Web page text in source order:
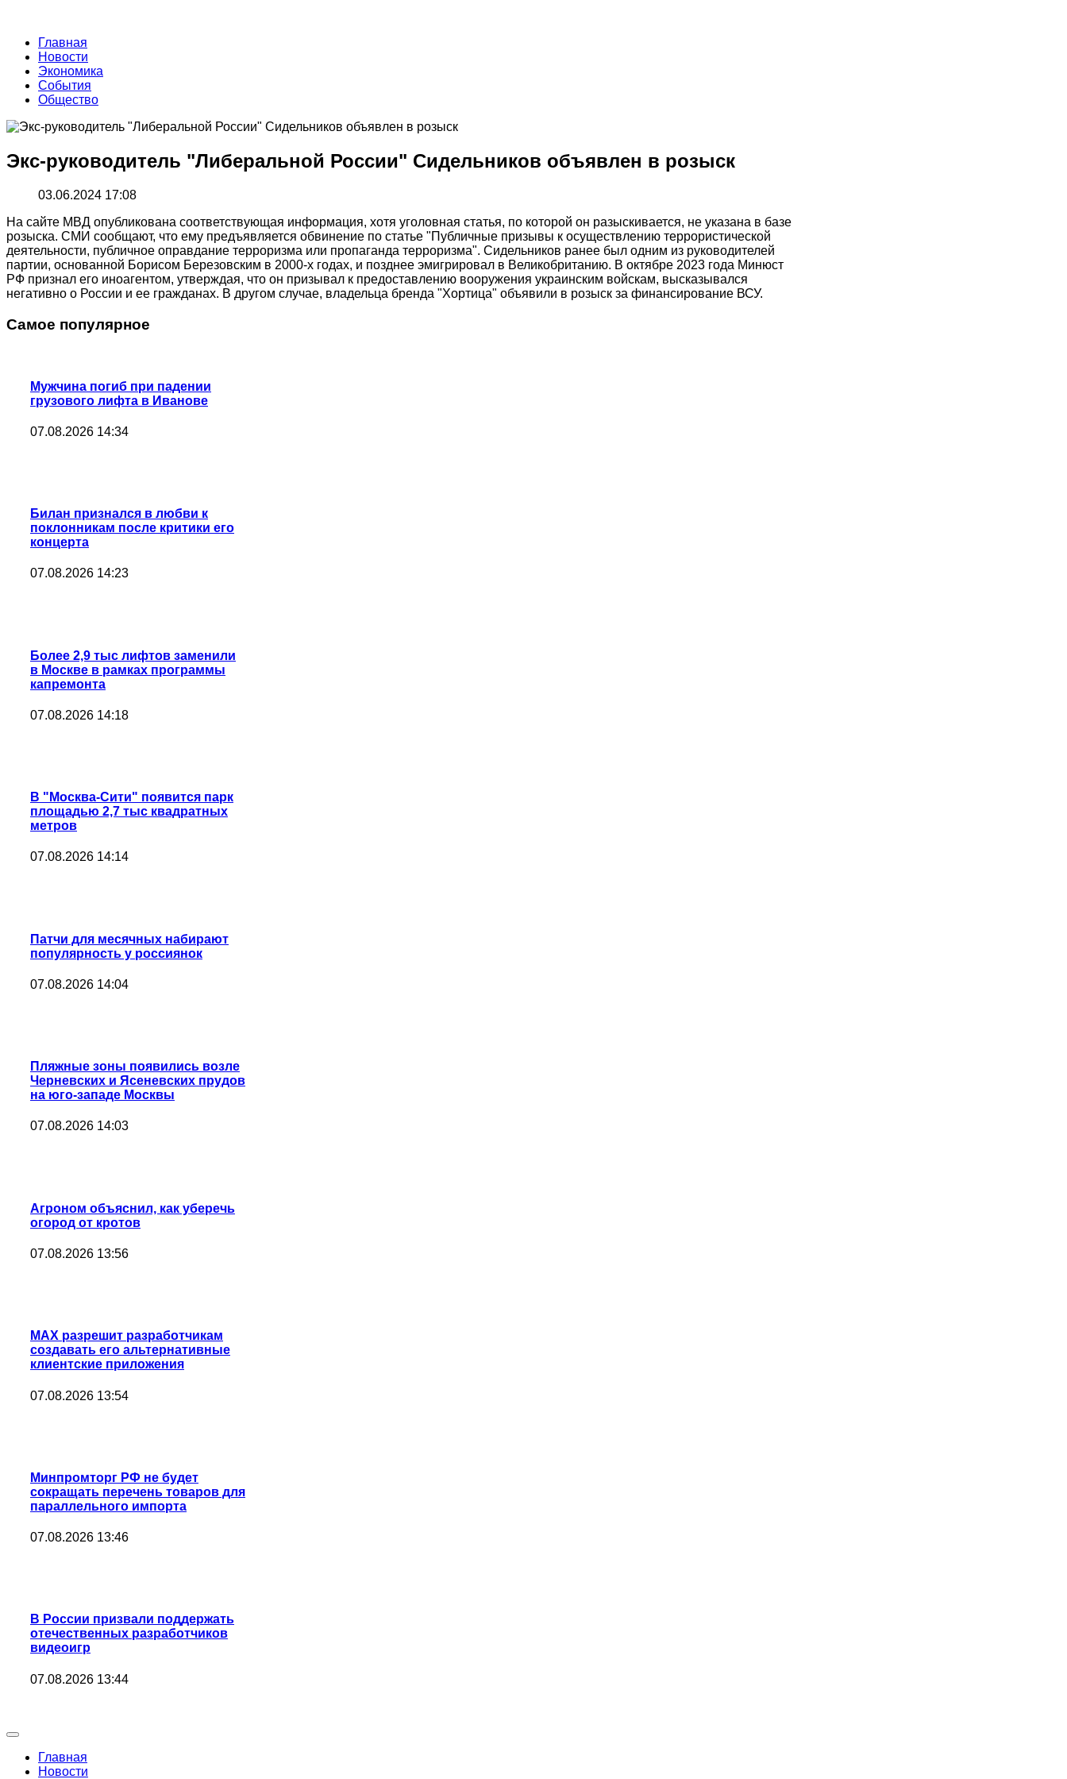
Главная
Новости
Экономика
События
Общество
Экс-руководитель "Либеральной России" Сидельников объявлен в розыск
03.06.2024 17:08
На сайте МВД опубликована соответствующая информация, хотя уголовная статья, по которой он разыскивается, не указана в базе
розыска. СМИ сообщают, что ему предъявляется обвинение по статье "Публичные призывы к осуществлению террористической
деятельности, публичное оправдание терроризма или пропаганда терроризма". Сидельников ранее был одним из руководителей
партии, основанной Борисом Березовским в 2000-х годах, и позднее эмигрировал в Великобританию. В октябре 2023 года Минюст
РФ признал его иноагентом, утверждая, что он призывал к предоставлению вооружения украинским войскам, высказывался
негативно о России и ее гражданах. В другом случае, владельца бренда "Хортица" объявили в розыск за финансирование ВСУ.
Самое популярное
Мужчина погиб при падении
грузового лифта в Иванове
07.08.2026 14:34
Билан признался в любви к
поклонникам после критики его
концерта
07.08.2026 14:23
Более 2,9 тыс лифтов заменили
в Москве в рамках программы
капремонта
07.08.2026 14:18
В "Москва-Сити" появится парк
площадью 2,7 тыс квадратных
метров
07.08.2026 14:14
Патчи для месячных набирают
популярность у россиянок
07.08.2026 14:04
Пляжные зоны появились возле
Черневских и Ясеневских прудов
на юго-западе Москвы
07.08.2026 14:03
Агроном объяснил, как уберечь
огород от кротов
07.08.2026 13:56
MAX разрешит разработчикам
создавать его альтернативные
клиентские приложения
07.08.2026 13:54
Минпромторг РФ не будет
сокращать перечень товаров для
параллельного импорта
07.08.2026 13:46
В России призвали поддержать
отечественных разработчиков
видеоигр
07.08.2026 13:44
Главная
Новости